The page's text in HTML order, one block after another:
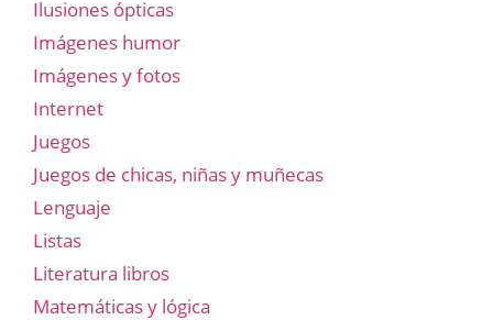
Ilusiones ópticas
Imágenes humor
Imágenes y fotos
Internet
Juegos
Juegos de chicas, niñas y muñecas
Lenguaje
Listas
Literatura libros
Matemáticas y lógica